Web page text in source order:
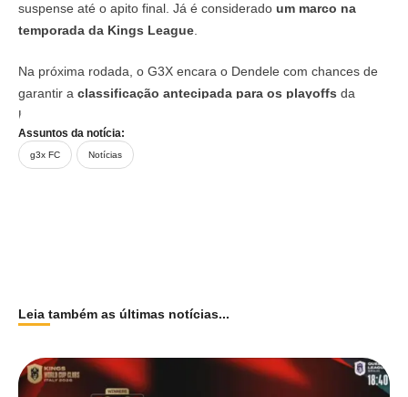
suspense até o apito final. Já é considerado um marco na
temporada da Kings League
Na próxima rodada, o G3X encara o Dendele com chances de
garantir a classificação antecipada para os playoffs da
Kings League.
Assuntos da notícia:
g3x FC Notícias
Leia também as últimas notícias...